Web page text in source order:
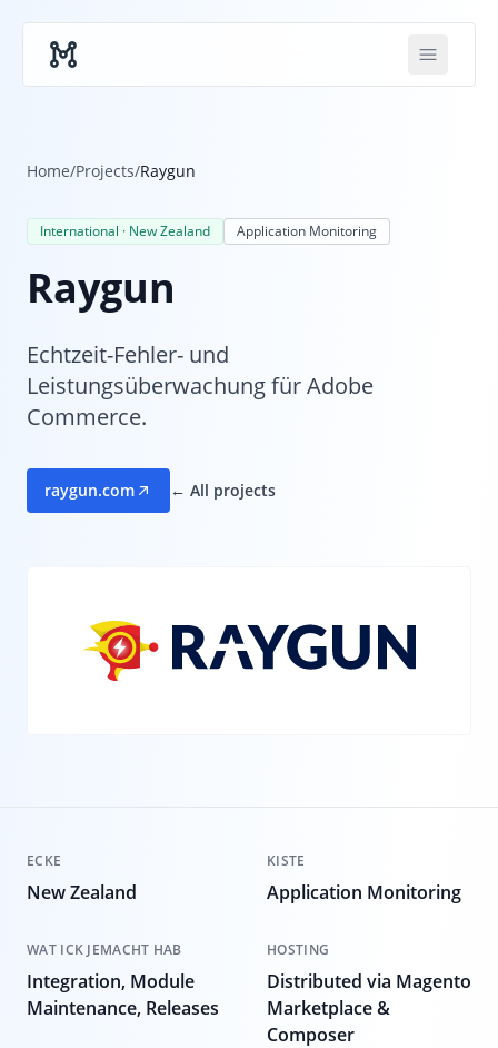
Home/Projects/Raygun
International · New Zealand Application Monitoring
Raygun
Echtzeit-Fehler- und
Leistungsüberwachung für Adobe
Commerce.
raygun.com ← All projects
ECKE
New Zealand
KISTE
Application Monitoring
WAT ICK JEMACHT HAB
Integration, Module
Maintenance, Releases
HOSTING
Distributed via Magento
Marketplace &
Composer